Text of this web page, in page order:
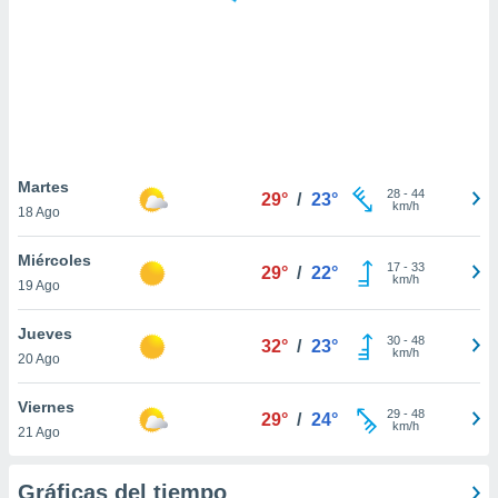
similares
como
sitio
de
traten tus
en
interés
su
Martes
18 Ago
29° / 23° 28- 44
km/h
Miércoles
19 Ago
29° / 22° 17- 33
km/h
Jueves
20 Ago
32° / 23° 30- 48
km/h
Viernes
21 Ago
29° / 24° 29- 48
km/h
Gráficas del tiempo